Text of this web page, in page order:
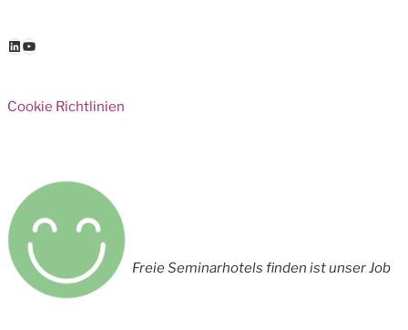
LinkedIn
YouTube
Cookie Richtlinien
Freie Seminarhotels finden ist unser Job